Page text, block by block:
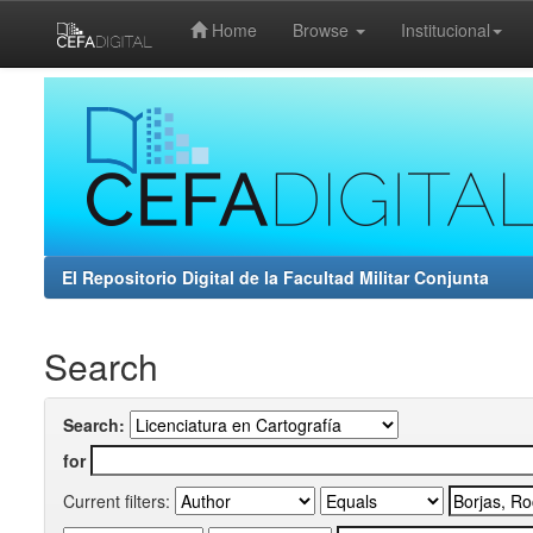
Home Browse Institucional
El Repositorio Digital de la Facultad Militar Conjunta
Search
Search:
for
Current filters: